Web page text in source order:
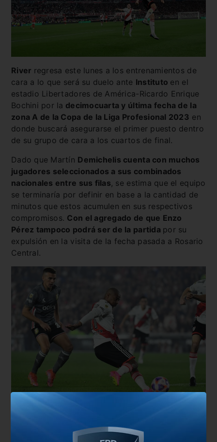
River regresa este lunes a los entrenamientos de
cara a lo que será su duelo ante Instituto en el
estadio Libertadores de América-Ricardo Enrique
Bochini por la decimocuarta y última fecha de la
zona A de la Copa de la Liga Profesional 2023 en
donde buscará asegurarse el primer puesto dentro
de su grupo de cara a los cuartos de final.
Dado que Martín Demichelis cuenta con muchos
jugadores seleccionados a sus combinados
nacionales entre sus filas, se estima que el equipo
se terminaría por definir en base a la cantidad de
minutos que estos acumulen en sus respectivos
compromisos. Con el agregado de que Enzo
Pérez tampoco podrá ser de la partida por su
expulsión en la visita de la fecha pasada a Rosario
Central.
sus seleccionados o utilizarles de manera